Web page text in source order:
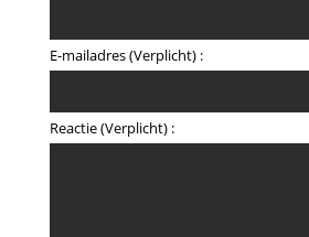
E-mailadres (Verplicht) :
Reactie (Verplicht) :